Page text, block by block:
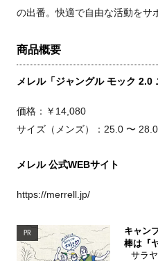
の出番。快適で自由な活動をサ
商品概要
メレル「ジャングル モック 2.0
価格：￥14,080
サイズ（メンズ）：25.0 〜
メレル 公式WEBサイト
https://merrell.jp/
PR
キャン
棒は『
サラヤ